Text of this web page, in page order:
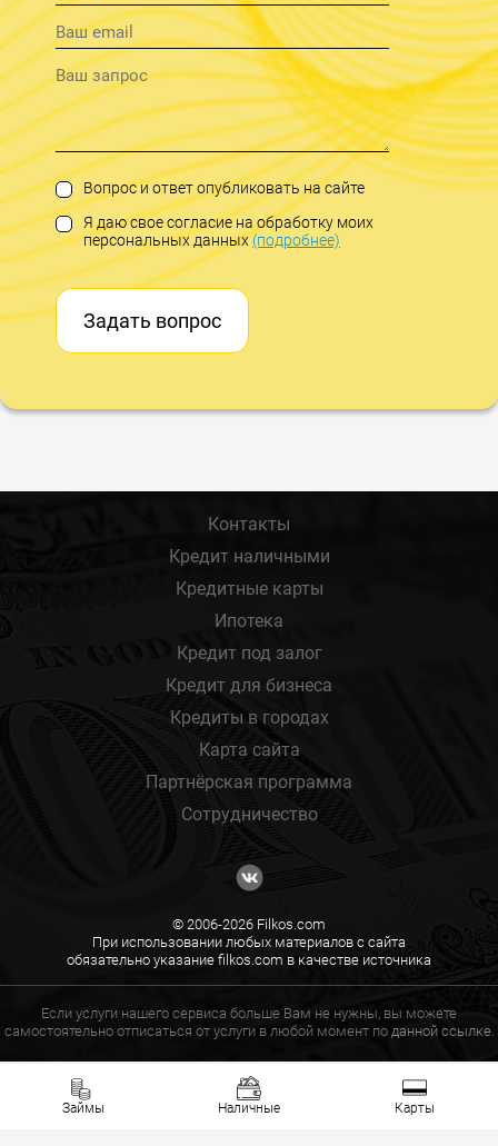
Вопрос и ответ опубликовать на сайте
Я даю свое согласие на обработку моих
персональных данных(подробнее)
Задать вопрос
Займы Наличные Карты
Контакты
Кредит наличными
Кредитные карты
Ипотека
Кредит под залог
Кредит для бизнеса
Кредиты в городах
Карта сайта
Партнёрская программа
Сотрудничество
© 2006-2026 Filkos.com
При использовании любых материалов с сайта
обязательно указание filkos.com в качестве источника
Если услуги нашего сервиса больше Вам не нужны, вы можете
самостоятельно отписаться от услуги в любой момент по данной ссылке.